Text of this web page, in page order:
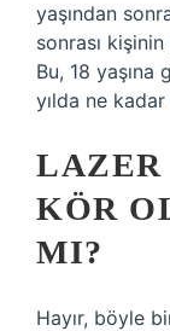
yaşından
sonrası
Bu, 18 yaşına
yılda ne
KÖR
MI?
Hayır, böyle